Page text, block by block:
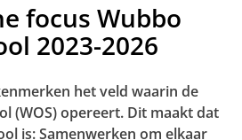
focus Wubbo
2023-2026
het veld waarin de
(WOS) opereert. Dit maakt dat
is: Samenwerken om elkaar